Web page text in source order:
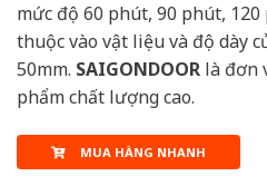
mức độ 60 phút, 90 phút,
thuộc vào vật liệu và độ dày
50mm. SAIGONDOOR là đơn
phẩm chất lượng cao.
MUA HÀNG NHANH